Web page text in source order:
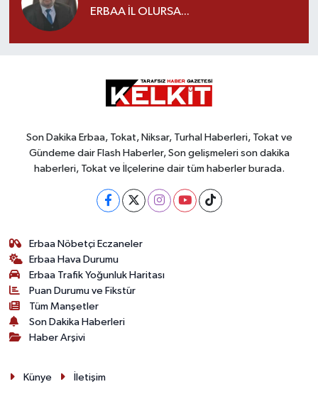
ERBAA İL OLURSA...
Son Dakika Erbaa, Tokat, Niksar, Turhal Haberleri, Tokat ve
Gündeme dair Flash Haberler, Son gelişmeleri son dakika
haberleri, Tokat ve İlçelerine dair tüm haberler burada.
Erbaa Nöbetçi Eczaneler
Erbaa Hava Durumu
Erbaa Trafik Yoğunluk Haritası
Puan Durumu ve Fikstür
Tüm Manşetler
Son Dakika Haberleri
Haber Arşivi
Künye İletişim